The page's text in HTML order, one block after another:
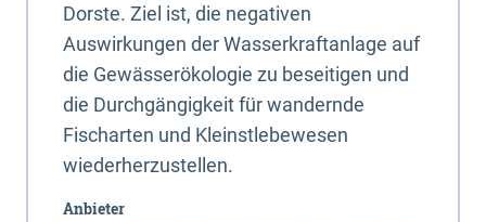
Dorste. Ziel ist, die negativen
Auswirkungen der Wasserkraftanlage auf
die Gewässerökologie zu beseitigen und
die Durchgängigkeit für wandernde
Fischarten und Kleinstlebewesen
wiederherzustellen.
Anbieter